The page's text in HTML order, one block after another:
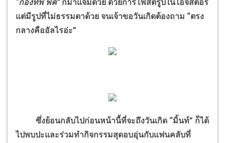
“กองทัพ พีค”ก็มาแจมด้วย ด้วยการโพสต์รูปในไอจีสตอรี่
แต่มีรูปที่ไม่ธรรมดาด้วย จนเจ้าขอวันเกิดต้องถาม “ตรง
กลางคืออัลไรอ่ะ”
ซึ่งย้อนกลับไปก่อนหน้านี้ที่จะถึงวันเกิด “มิ้นท์” ก็ได้
ไปพบปะและร่วมทำกิจกรรมสุดอบอุ่นกับแฟนคลับที่